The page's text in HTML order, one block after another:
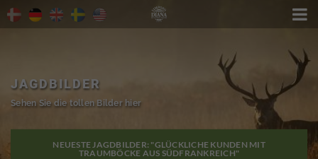

JAGDBILDER
Sehen Sie die tollen Bilder hier
NEUESTE JAGDBILDER: "GLÜCKLICHE KUNDEN MIT
TRAUMBÖCKE AUS SÜDFRANKREICH"